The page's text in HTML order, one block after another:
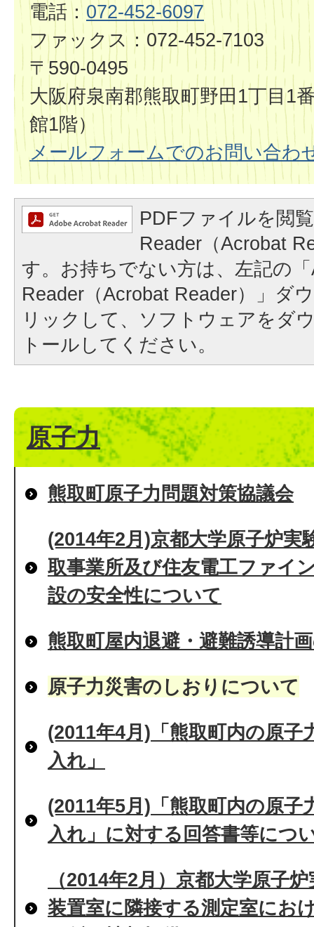
電話： 072-452-6097
ファックス：072-452-7103
〒590-0495
大阪府泉南郡熊取町野田1丁目1
館1階）
メールフォームでのお問い合わ
PDFファイルを閲
Reader（Acrobat
す。お持ちでない方は、左記の
Reader（Acrobat Reader）」ダ
リックして、ソフトウェアをダ
トールしてください。
原子力
熊取町原子力問題対策協議会
(2014年2月)京都大学原子炉実
取事業所及び住友電工ファイ
設の安全性について
熊取町屋内退避・避難誘導計
原子力災害のしおりについて
(2011年4月)「熊取町内の原子
入れ」
(2011年5月)「熊取町内の原子
入れ」に対する回答書等につ
（2014年2月）京都大学原子
装置室に隣接する測定室にお